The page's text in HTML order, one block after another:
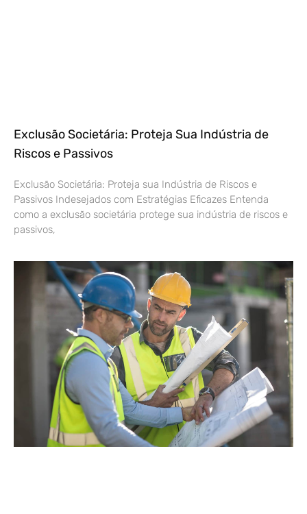
Exclusão Societária: Proteja Sua Indústria de
Riscos e Passivos
Exclusão Societária: Proteja sua Indústria de Riscos e
Passivos Indesejados com Estratégias Eficazes Entenda
como a exclusão societária protege sua indústria de riscos e
passivos,